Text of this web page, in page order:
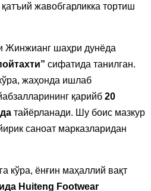
жавобгарликка тортиш
Жинжианг шаҳри дунёда
сифатида танилган.
жаҳонда ишлаб
қарийб 20
тайёрланади. Шу боис мазкур
саноат марказларидан
кўра, ёнғин маҳаллий вақт
Huiteng Footwear